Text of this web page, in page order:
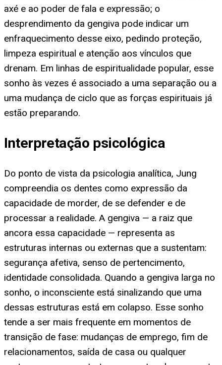
axé e ao poder de fala e expressão; o
desprendimento da gengiva pode indicar um
enfraquecimento desse eixo, pedindo proteção,
limpeza espiritual e atenção aos vínculos que
drenam. Em linhas de espiritualidade popular, esse
sonho às vezes é associado a uma separação ou a
uma mudança de ciclo que as forças espirituais já
estão preparando.
Interpretação psicológica
Do ponto de vista da psicologia analítica, Jung
compreendia os dentes como expressão da
capacidade de morder, de se defender e de
processar a realidade. A gengiva — a raiz que
ancora essa capacidade — representa as
estruturas internas ou externas que a sustentam:
segurança afetiva, senso de pertencimento,
identidade consolidada. Quando a gengiva larga no
sonho, o inconsciente está sinalizando que uma
dessas estruturas está em colapso. Esse sonho
tende a ser mais frequente em momentos de
transição de fase: mudanças de emprego, fim de
relacionamentos, saída de casa ou qualquer